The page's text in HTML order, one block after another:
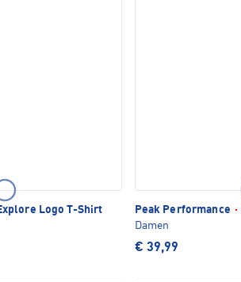
Logo T-Shirt
Peak Performance ·
Damen
€ 39,99